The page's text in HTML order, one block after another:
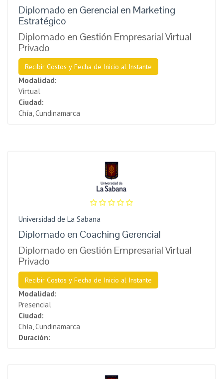
Diplomado en Gerencial en Marketing
Estratégico
Diplomado en Gestión Empresarial Virtual
Privado
Recibir Costos y Fecha de Inicio al Instante
Modalidad:
Virtual
Ciudad:
Chía, Cundinamarca
Universidad de La Sabana
Diplomado en Coaching Gerencial
Diplomado en Gestión Empresarial Virtual
Privado
Recibir Costos y Fecha de Inicio al Instante
Modalidad:
Presencial
Ciudad:
Chía, Cundinamarca
Duración: